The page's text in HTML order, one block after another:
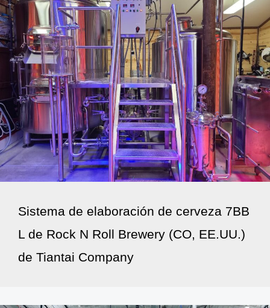
Sistema de elaboración de cerveza 7BB
L de Rock N Roll Brewery (CO, EE.UU.)
de Tiantai Company